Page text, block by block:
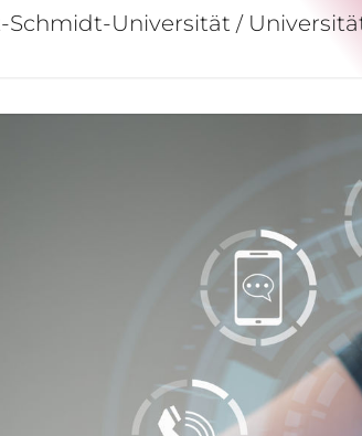
Schmidt-Universität /